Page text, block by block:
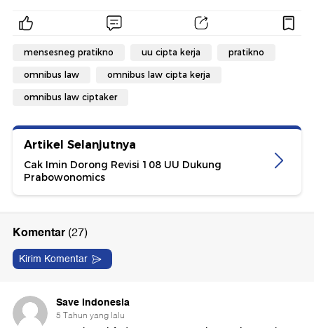
mensesneg pratikno uu cipta kerja pratikno
omnibus law omnibus law cipta kerja
omnibus law ciptaker
Artikel Selanjutnya
Cak Imin Dorong Revisi 108 UU Dukung
Prabowonomics